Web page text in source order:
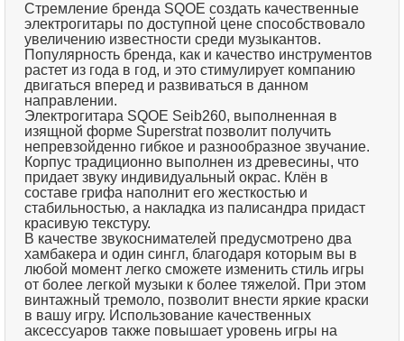
Стремление бренда SQOE создать качественные
электрогитары по доступной цене способствовало
увеличению известности среди музыкантов.
Популярность бренда, как и качество инструментов
растет из года в год, и это стимулирует компанию
двигаться вперед и развиваться в данном
направлении.
Электрогитара SQOE Seib260, выполненная в
изящной форме Superstrat позволит получить
непревзойденно гибкое и разнообразное звучание.
Корпус традиционно выполнен из древесины, что
придает звуку индивидуальный окрас. Клён в
составе грифа наполнит его жесткостью и
стабильностью, а накладка из палисандра придаст
красивую текстуру.
В качестве звукоснимателей предусмотрено два
хамбакера и один сингл, благодаря которым вы в
любой момент легко сможете изменить стиль игры
от более легкой музыки к более тяжелой. При этом
винтажный тремоло, позволит внести яркие краски
в вашу игру. Использование качественных
аксессуаров также повышает уровень игры на